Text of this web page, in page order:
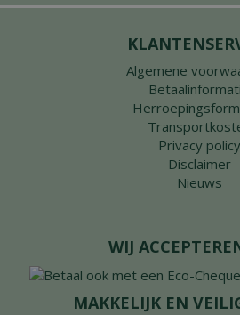
Algemene
Privacy policy
Disclaimer
Nieuws
WIJ
MAKKELIJK EN